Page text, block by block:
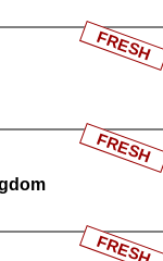
FRESH
FRESH
FRESH